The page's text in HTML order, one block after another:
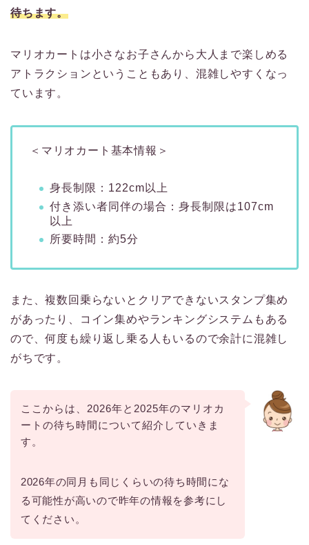
待ちます。
マリオカートは小さなお子さんから大人まで楽しめる
アトラクションということもあり、混雑しやすくなっ
ています。
＜マリオカート基本情報＞
⾝⻑制限：122cm以上
付き添い者同伴の場合：身長制限は107cm
以上
所要時間：約5分
また、複数回乗らないとクリアできないスタンプ集め
があったり、コイン集めやランキングシステムもある
ので、何度も繰り返し乗る人もいるので余計に混雑し
がちです。
ここからは、2026年と2025年のマリオカ
ートの待ち時間について紹介していきま
す。
2026年の同月も同じくらいの待ち時間にな
る可能性が高いので昨年の情報を参考にし
てください。